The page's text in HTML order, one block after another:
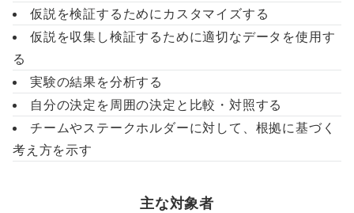
仮説を検証するためにカスタマイズする
仮説を収集し検証するために適切なデータを使用す
る
実験の結果を分析する
自分の決定を周囲の決定と比較・対照する
チームやステークホルダーに対して、根拠に基づく
考え方を示す
主な対象者